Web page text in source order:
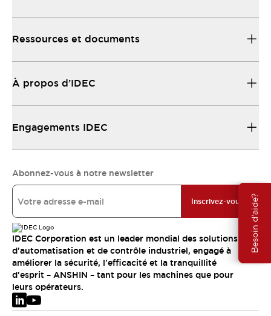
Besoin d'aide?
Ressources et documents
À propos d’IDEC
Engagements IDEC
Abonnez-vous à notre newsletter
Inscrivez-vous
IDEC Corporation est un leader mondial des solutions
d'automatisation et de contrôle industriel, engagé à
améliorer la sécurité, l'efficacité et la tranquillité
d'esprit – ANSHIN – tant pour les machines que pour
leurs opérateurs.